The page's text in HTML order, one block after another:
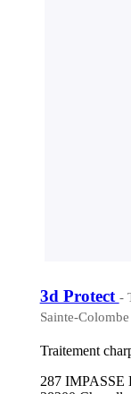
3d Protect -
Sainte-Colombe
Traitement
287